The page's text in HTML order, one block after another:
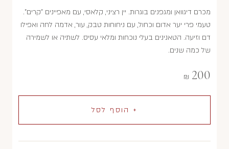
מכרם דיגוואן ומגפנים בוגרות. יין רציני, קלאסי, עם מאפיינים "קרים".
טעמי פרי יער אדום וכחול, עם ניחוחות טבק, עור, אדמה לחה ואפילו
דם וזיעה. הטאנינים בעלי נוכחות ומלאי עסיס. לשתיה או לשמירה
של כמה שנים.
200
₪
+ הוסף לסל